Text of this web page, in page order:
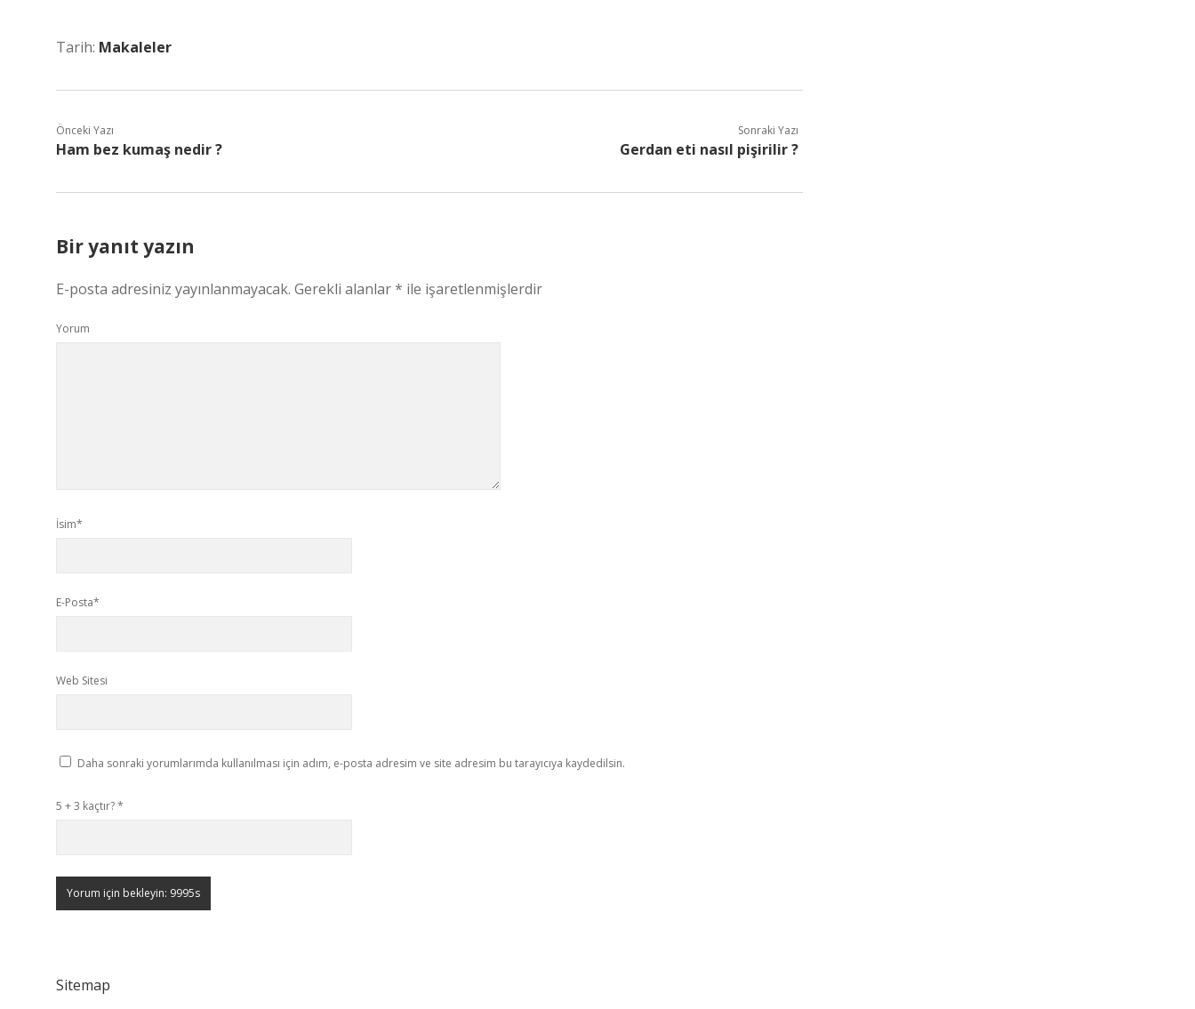
Tarih: Makaleler
Önceki Yazı
Ham bez kumaş nedir ?
Sonraki Yazı
Gerdan eti nasıl pişirilir ?
Bir yanıt yazın
E-posta adresiniz yayınlanmayacak. Gerekli alanlar* ile işaretlenmişlerdir
Yorum
İsim*
E-Posta*
Web Sitesi
Daha sonraki yorumlarımda kullanılması için adım, e-posta adresim ve site adresim bu tarayıcıya kaydedilsin.
5 + 3 kaçtır?*
Sitemap